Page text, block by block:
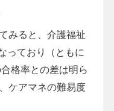
みると、介護福祉
っており（ともに
格率との差は明ら
ケアマネの難易度